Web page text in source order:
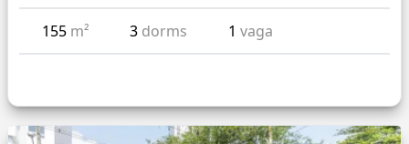
155 m² 3 dorms 1vaga